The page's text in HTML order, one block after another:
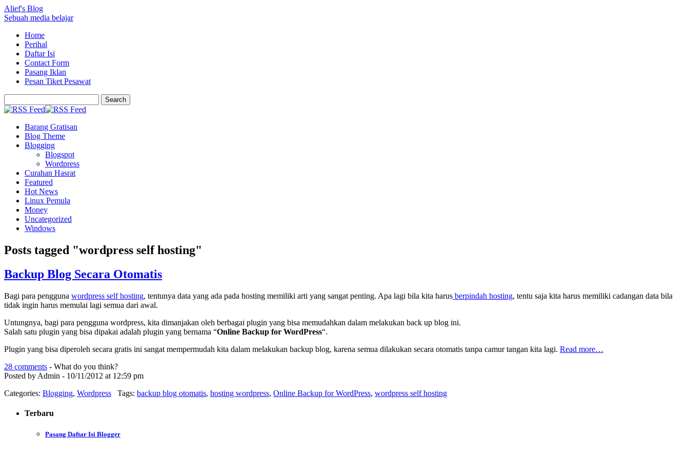
Alief's Blog
Sebuah media belajar
Home
Perihal
Daftar Isi
Contact Form
Pasang Iklan
Pesan Tiket Pesawat
Barang Gratisan
Blog Theme
Blogging
Blogspot
Wordpress
Curahan Hasrat
Featured
Hot News
Linux Pemula
Money
Uncategorized
Windows
Posts tagged "wordpress self hosting"
Backup Blog Secara Otomatis
Bagi para pengguna wordpress self hosting, tentunya data yang ada pada hosting memiliki arti yang sangat penting. Apa lagi bila kita harus berpindah hosting, tentu saja kita harus memiliki cadangan data bila
tidak ingin harus memulai lagi semua dari awal.
Untungnya, bagi para pengguna wordpress, kita dimanjakan oleh berbagai plugin yang bisa memudahkan dalam melakukan back up blog ini.
Salah satu plugin yang bisa dipakai adalah plugin yang bernama “Online Backup for WordPress“.
Plugin yang bisa diperoleh secara gratis ini sangat mempermudah kita dalam melakukan backup blog, karena semua dilakukan secara otomatis tanpa camur tangan kita lagi. Read more…
28 comments - What do you think?
Posted by Admin - 10/11/2012 at 12:59 pm
Categories: Blogging, Wordpress Tags: backup blog otomatis, hosting wordpress, Online Backup for WordPress, wordpress self hosting
Terbaru
Pasang Daftar Isi Blogger